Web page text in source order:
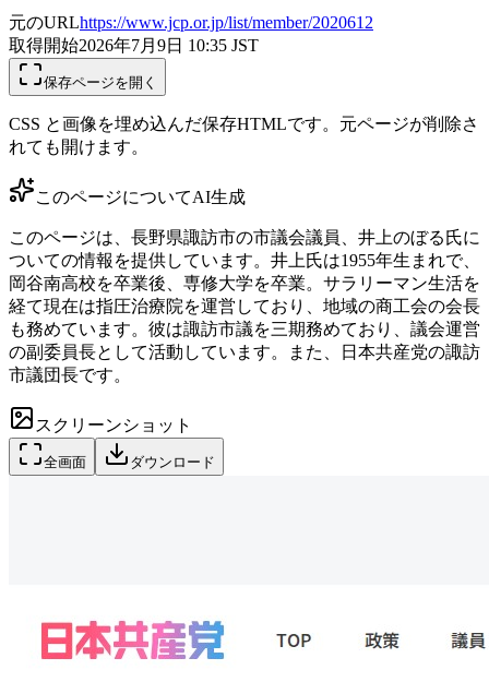
元のURLhttps://www.jcp.or.jp/list/member/2020612
取得開始2026年7月9日 10:35 JST
保存ページを開く
CSS と画像を埋め込んだ保存HTMLです。元ページが削除さ
れても開けます。
このページについてAI生成
このページは、長野県諏訪市の市議会議員、井上のぼる氏に
ついての情報を提供しています。井上氏は1955年生まれで、
岡谷南高校を卒業後、専修大学を卒業。サラリーマン生活を
経て現在は指圧治療院を運営しており、地域の商工会の会長
も務めています。彼は諏訪市議を三期務めており、議会運営
の副委員長として活動しています。また、日本共産党の諏訪
市議団長です。
スクリーンショット
全画面 ダウンロード